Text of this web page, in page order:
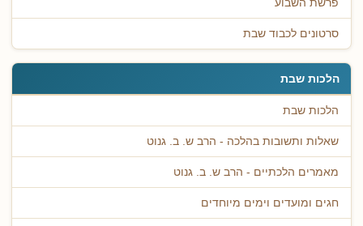
פרשת השבוע
סרטונים לכבוד שבת
הלכות שבת
הלכות שבת
שאלות ותשובות בהלכה - הרב ש. ב. גנוט
מאמרים הלכתיים - הרב ש. ב. גנוט
חגים ומועדים וימים מיוחדים